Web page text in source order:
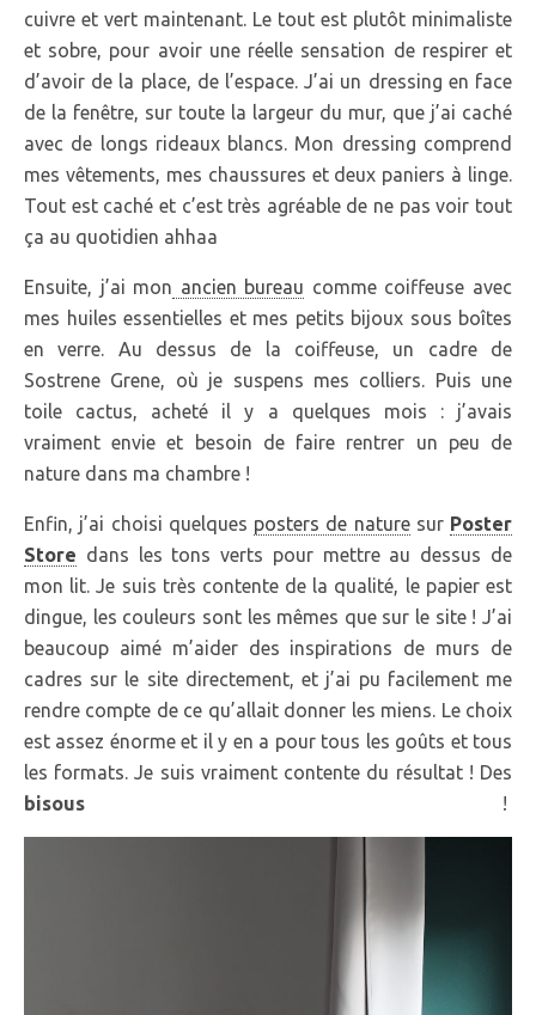
cuivre et vert maintenant. Le tout est plutôt minimaliste
et sobre, pour avoir une réelle sensation de respirer et
d’avoir de la place, de l’espace. J’ai un dressing en face
de la fenêtre, sur toute la largeur du mur, que j’ai caché
avec de longs rideaux blancs. Mon dressing comprend
mes vêtements, mes chaussures et deux paniers à linge.
Tout est caché et c’est très agréable de ne pas voir tout
ça au quotidien ahhaa
Ensuite, j’ai mon ancien bureau comme coiffeuse avec
mes huiles essentielles et mes petits bijoux sous boîtes
en verre. Au dessus de la coiffeuse, un cadre de
Sostrene Grene, où je suspens mes colliers. Puis une
toile cactus, acheté il y a quelques mois : j’avais
vraiment envie et besoin de faire rentrer un peu de
nature dans ma chambre !
Enfin, j’ai choisi quelques posters de naturesur Poster
Store dans les tons verts pour mettre au dessus de
mon lit. Je suis très contente de la qualité, le papier est
dingue, les couleurs sont les mêmes que sur le site ! J’ai
beaucoup aimé m’aider des inspirations de murs de
cadres sur le site directement, et j’ai pu facilement me
rendre compte de ce qu’allait donner les miens. Le choix
est assez énorme et il y en a pour tous les goûts et tous
les formats. Je suis vraiment contente du résultat ! Des
bisous !